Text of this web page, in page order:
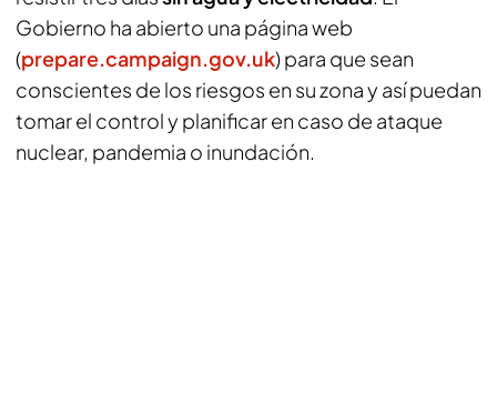
Gobierno ha abierto una página web
(prepare.campaign.gov.uk) para que sean
conscientes de los riesgos en su zona y así puedan
tomar el control y planificar en caso de ataque
nuclear, pandemia o inundación.